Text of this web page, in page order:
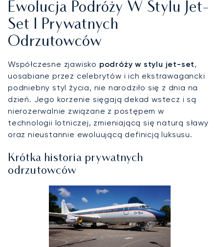
Ewolucja Podróży W Stylu Jet-
Set I Prywatnych
Odrzutowców
Współczesne zjawisko podróży w stylu jet-set,
uosabiane przez celebrytów i ich ekstrawagancki
podniebny styl życia, nie narodziło się z dnia na
dzień. Jego korzenie sięgają dekad wstecz i są
nierozerwalnie związane z postępem w
technologii lotniczej, zmieniającą się naturą sławy
oraz nieustannie ewoluującą definicją luksusu.
Krótka historia prywatnych
odrzutowców